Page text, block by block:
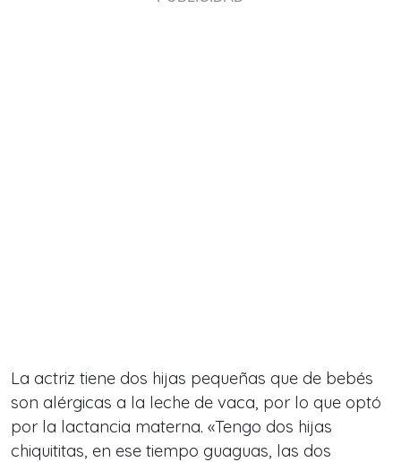
La actriz tiene dos hijas pequeñas que de bebés
son alérgicas a la leche de vaca, por lo que optó
por la lactancia materna. «Tengo dos hijas
chiquititas, en ese tiempo guaguas, las dos